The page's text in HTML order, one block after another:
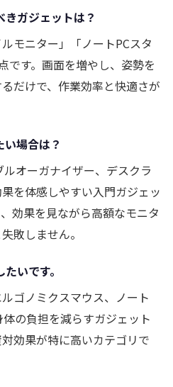
ガジェットは？
モニター」「ノートPCスタ
です。画面を増やし、姿勢を
だけで、作業効率と快適さが
場合は？
オーガナイザー、デスクラ
を体感しやすい入門ガジェッ
効果を見ながら高額なモニタ
敗しません。
いです。
ゴノミクスマウス、ノート
の負担を減らすガジェット
効果が特に高いカテゴリで